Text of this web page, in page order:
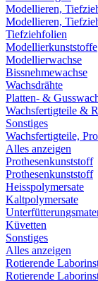
Modellieren,
Modellieren,
Tiefziehfolien
Modellierkunststoffe
Modellierwachse
Bissnehmewachse
Wachsdrähte
Platten- &
Wachsfertigteile &
Sonstiges
Wachsfertigteile,
Alles anzeigen
Prothesenkunststoff
Prothesenkunststoff
Heisspolymersate
Kaltpolymersate
Küvetten
Sonstiges
Alles anzeigen
Rotierende
Rotierende